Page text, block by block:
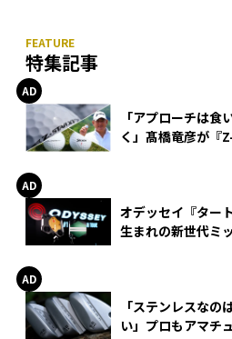
特集記事
「アプローチは食
く」髙橋竜彦が『
オデッセイ『ター
生まれの新世代ミ
「ステンレスなの
い」プロもアマチ